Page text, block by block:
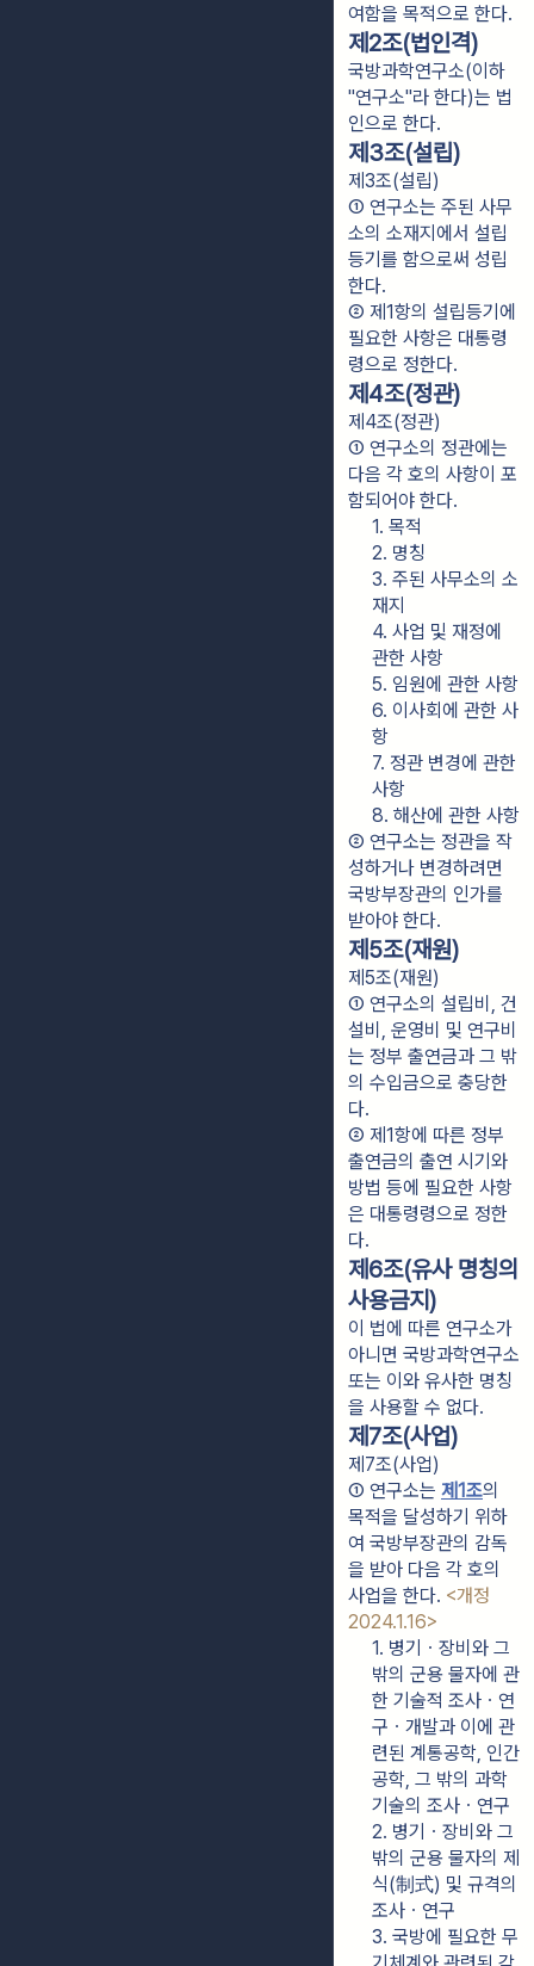
여함을 목적으로 한다.
제2조(법인격)
국방과학연구소(이하
"연구소"라 한다)는 법
인으로 한다.
제3조(설립)
제3조(설립)
① 연구소는 주된 사무
소의 소재지에서 설립
등기를 함으로써 성립
한다.
② 제1항의 설립등기에
필요한 사항은 대통령
령으로 정한다.
제4조(정관)
제4조(정관)
① 연구소의 정관에는
다음 각 호의 사항이 포
함되어야 한다.
1. 목적
2. 명칭
3. 주된 사무소의 소
재지
4. 사업 및 재정에
관한 사항
5. 임원에 관한 사항
6. 이사회에 관한 사
항
7. 정관 변경에 관한
사항
8. 해산에 관한 사항
② 연구소는 정관을 작
성하거나 변경하려면
국방부장관의 인가를
받아야 한다.
제5조(재원)
제5조(재원)
① 연구소의 설립비, 건
설비, 운영비 및 연구비
는 정부 출연금과 그 밖
의 수입금으로 충당한
다.
② 제1항에 따른 정부
출연금의 출연 시기와
방법 등에 필요한 사항
은 대통령령으로 정한
다.
제6조(유사 명칭의
사용금지)
이 법에 따른 연구소가
아니면 국방과학연구소
또는 이와 유사한 명칭
을 사용할 수 없다.
제7조(사업)
제7조(사업)
① 연구소는 제1조의
목적을 달성하기 위하
여 국방부장관의 감독
을 받아 다음 각 호의
사업을 한다. <개정
2024.1.16>
1. 병기ㆍ장비와 그
밖의 군용 물자에 관
한 기술적 조사ㆍ연
구ㆍ개발과 이에 관
련된 계통공학, 인간
공학, 그 밖의 과학
기술의 조사ㆍ연구
2. 병기ㆍ장비와 그
밖의 군용 물자의 제
식(制式) 및 규격의
조사ㆍ연구
3. 국방에 필요한 무